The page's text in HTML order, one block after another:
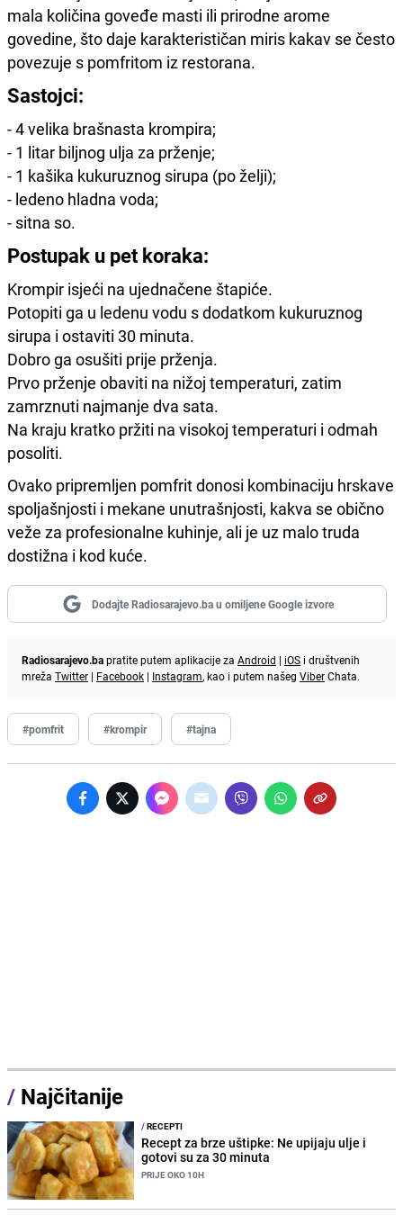
mala količina goveđe masti ili prirodne arome
govedine, što daje karakterističan miris kakav se često
povezuje s pomfritom iz restorana.
Sastojci:
- 4 velika brašnasta krompira;
- 1 litar biljnog ulja za prženje;
- 1 kašika kukuruznog sirupa (po želji);
- ledeno hladna voda;
- sitna so.
Postupak u pet koraka:
Krompir isjeći na ujednačene štapiće.
Potopiti ga u ledenu vodu s dodatkom kukuruznog
sirupa i ostaviti 30 minuta.
Dobro ga osušiti prije prženja.
Prvo prženje obaviti na nižoj temperaturi, zatim
zamrznuti najmanje dva sata.
Na kraju kratko pržiti na visokoj temperaturi i odmah
posoliti.
Ovako pripremljen pomfrit donosi kombinaciju hrskave
spoljašnjosti i mekane unutrašnjosti, kakva se obično
veže za profesionalne kuhinje, ali je uz malo truda
dostižna i kod kuće.
Dodajte Radiosarajevo.ba u omiljene Google izvore
Radiosarajevo.bapratite putem aplikacije za Android | iOS i društvenih
mreža Twitter | Facebook | Instagram, kao i putem našeg ViberChata.
#pomfrit #krompir #tajna
/ Najčitanije
/RECEPTI
Recept za brze uštipke: Ne upijaju ulje i
gotovi su za 30 minuta
PRIJE OKO 10H